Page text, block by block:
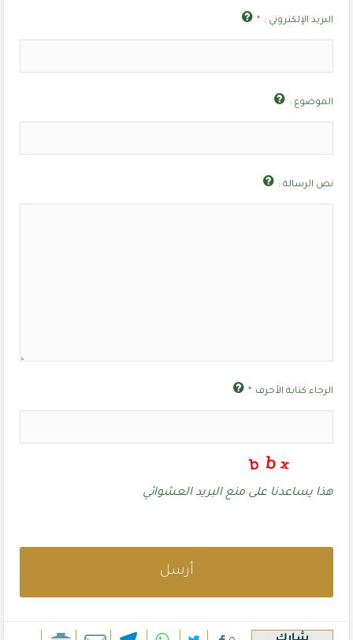
البريد الإلكتروني : *
الموضوع :
نص الرسالة :
الرجاء كتابة الأحرف *
هذا يساعدنا على منع البريد العشوائي
أرسل